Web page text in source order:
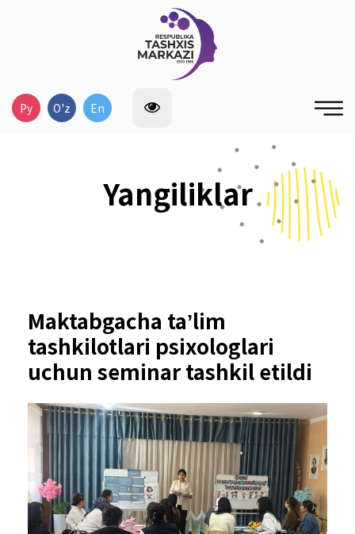
Ру O'z En
Yangiliklar
Maktabgacha taʼlim
tashkilotlari psixologlari
uchun seminar tashkil etildi